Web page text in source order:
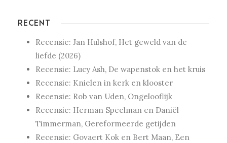
RECENT
Recensie: Jan Hulshof, Het geweld van de
liefde (2026)
Recensie: Lucy Ash, De wapenstok en het kruis
Recensie: Knielen in kerk en klooster
Recensie: Rob van Uden, Ongelooflijk
Recensie: Herman Speelman en Daniël
Timmerman, Gereformeerde getijden
Recensie: Govaert Kok en Bert Maan, Een